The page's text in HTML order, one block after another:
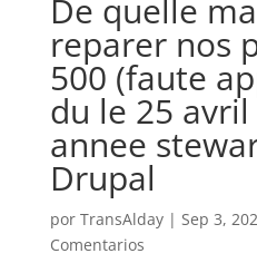
De quelle
reparer nos
500 (faute
du le 25
annee
Drupal
por TransAlday| Sep 3,
Comentarios